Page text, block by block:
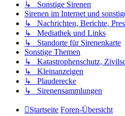
↳ Sonstige Sirenen
Sirenen im Internet und
↳ Nachrichten, Berichte,
↳ Mediathek und Links
↳ Standorte für Sirenenkarte
Sonstige Themen
↳ Katastrophenschutz,
↳ Kleinanzeigen
↳ Plauderecke
↳ Sirenensammlungen
Startseite Foren-Übersicht